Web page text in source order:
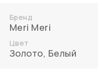
Бренд
Meri Meri
Цвет
Золото, Белый